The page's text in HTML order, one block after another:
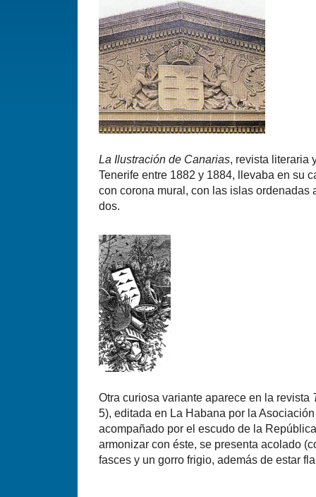
La Ilustración de Canarias, revista literaria
Tenerife entre 1882 y 1884, llevaba en su
con corona mural, con las islas ordenadas
dos.
Otra curiosa variante aparece en la revista
5), editada en La Habana por la
acompañado por el escudo de la
armonizar con éste, se presenta acolado
fasces y un gorro frigio, además de estar